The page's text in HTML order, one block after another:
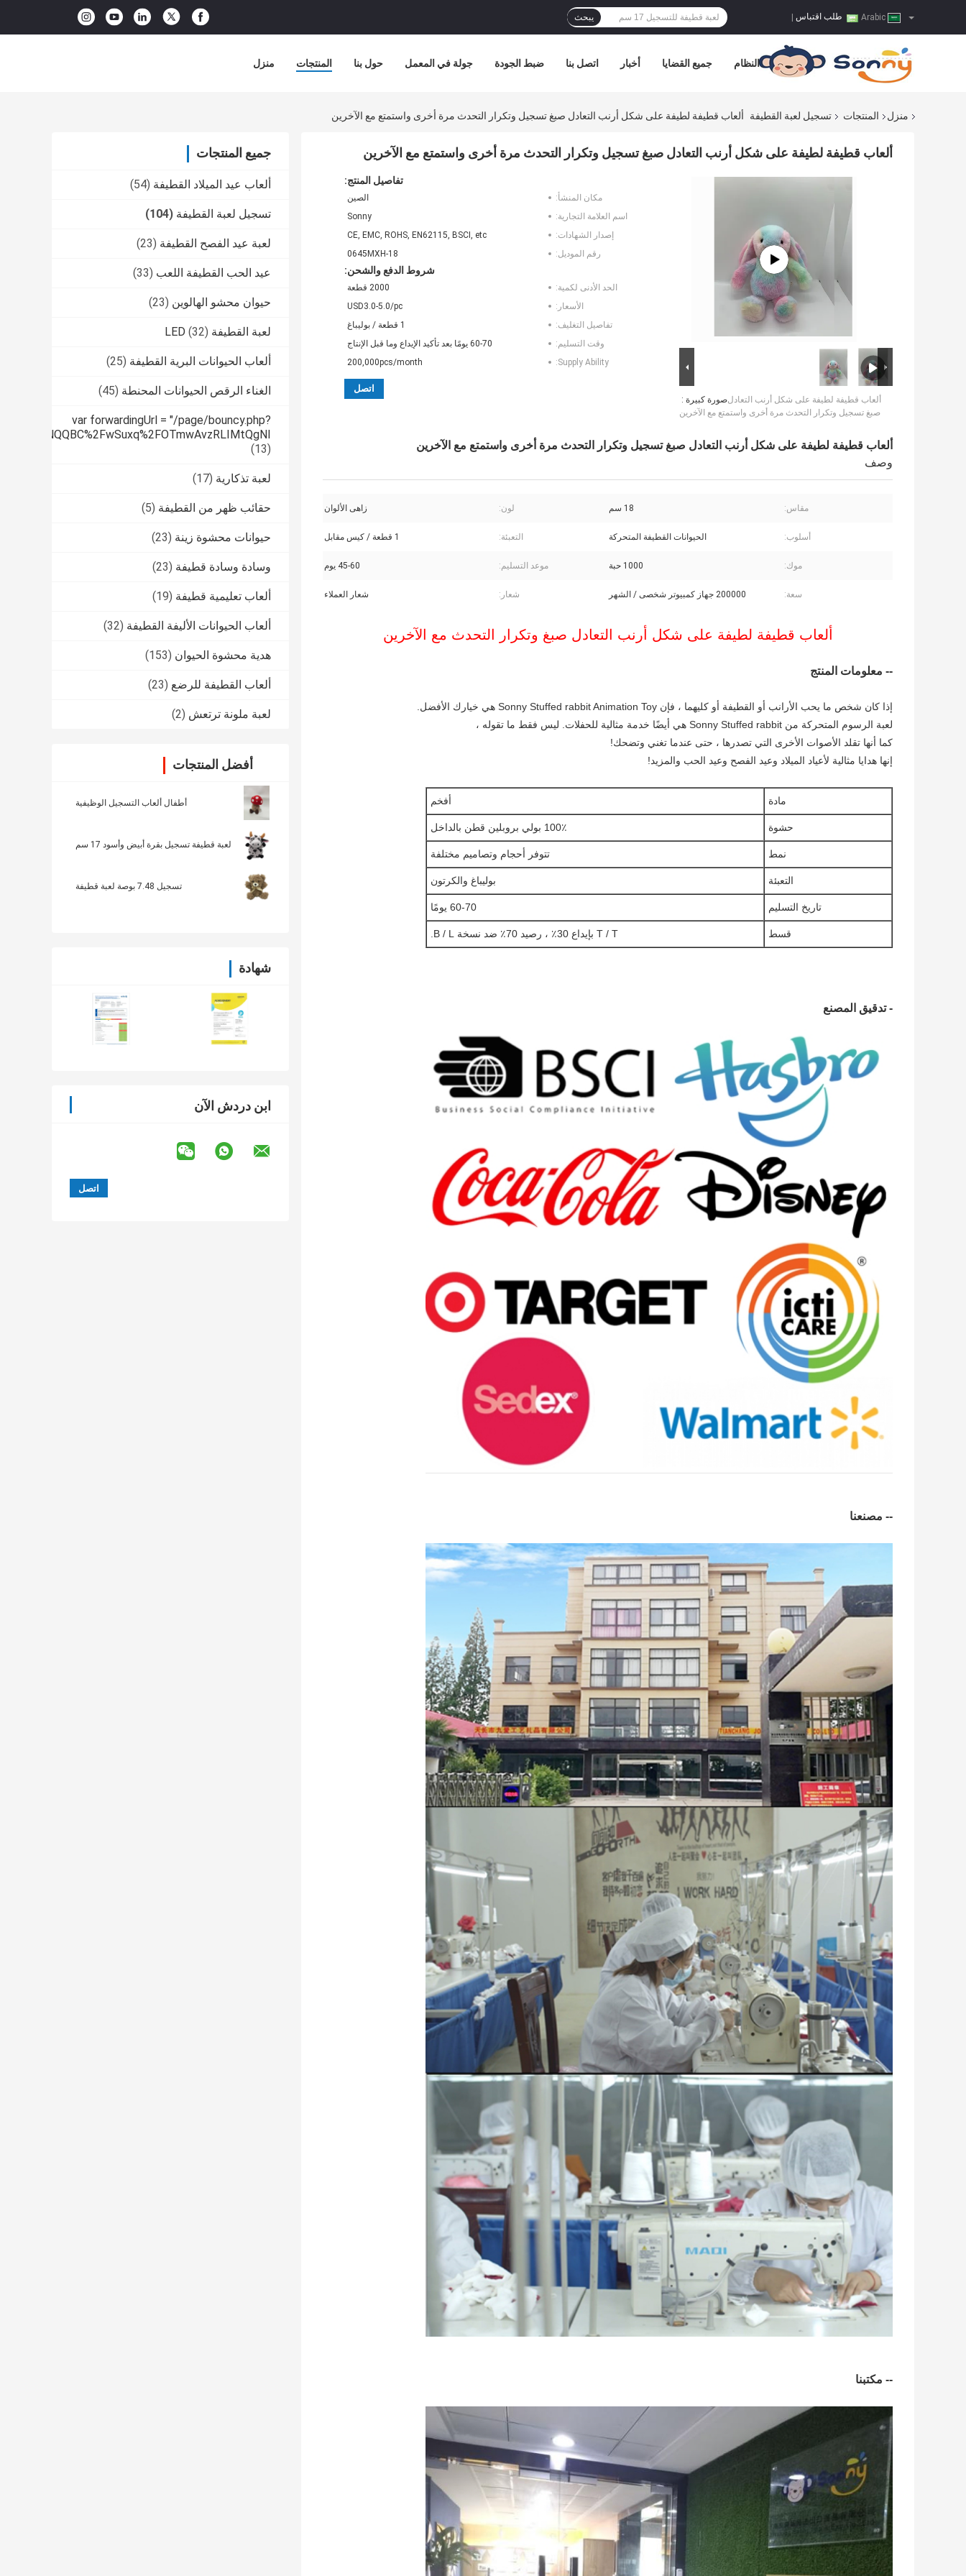
طلب اقتباس يبحث
منزل المنتجات حول بنا جولة في المعمل ضبط الجودة اتصل بنا أخبار جميع القضايا النظام
منزل المنتجات تسجيل لعبة القطيفة ألعاب قطيفة لطيفة على شكل أرنب التعادل صبغ تسجيل وتكرار التحدث مرة أخرى واستمتع مع الآخرين
جميع المنتجات
ألعاب عيد الميلاد القطيفة (54)
تسجيل لعبة القطيفة (104)
لعبة عيد الفصح القطيفة (23)
عيد الحب القطيفة اللعب (33)
حيوان محشو الهالوين (23)
لعبة القطيفة LED (32)
ألعاب الحيوانات البرية القطيفة (25)
الغناء الرقص الحيوانات المحنطة (45)
var forwardingUrl = "/page/bouncy.php?
(13)
لعبة تذكارية (17)
حقائب ظهر من القطيفة (5)
حيوانات محشوة زينة (23)
وسادة وسادة قطيفة (23)
ألعاب تعليمية قطيفة (19)
ألعاب الحيوانات الأليفة القطيفة (32)
هدية محشوة الحيوان (153)
ألعاب القطيفة للرضع (23)
لعبة ملونة ترتعش (2)
أفضل المنتجات
أطفال ألعاب التسجيل الوظيفية
لعبة قطيفة تسجيل بقرة أبيض وأسود 17 سم
تسجيل 7.48 بوصة لعبة قطيفة
شهادة
ابن دردش الآن
ألعاب قطيفة لطيفة على شكل أرنب التعادل صبغ تسجيل وتكرار التحدث مرة أخرى واستمتع مع الآخرين
صورة كبيرة :ألعاب قطيفة لطيفة على شكل أرنب التعادل
صبغ تسجيل وتكرار التحدث مرة أخرى واستمتع مع الآخرين
تفاصيل المنتج:
مكان المنشأ:
الصين
اسم العلامة التجارية:
Sonny
إصدار الشهادات:
CE, EMC, ROHS, EN62115, BSCI, etc
رقم الموديل:
0645MXH-18
شروط الدفع والشحن:
الحد الأدنى لكمية:
2000 قطعة
الأسعار:
USD3.0-5.0/pc
تفاصيل التغليف:
1 قطعة / بوليباغ
وقت التسليم:
60-70 يومًا بعد تأكيد الإيداع وما قبل الإنتاج
Supply Ability:
200,000pcs/month
اتصل
ألعاب قطيفة لطيفة على شكل أرنب التعادل صبغ تسجيل وتكرار التحدث مرة أخرى واستمتع مع الآخرين
وصف
مقاس: 18 سم لون: زاهى الألوان
أسلوب: الحيوانات القطيفة المتحركة التعبئة: 1 قطعة / كيس مقابل
موك: 1000 حبة موعد التسليم: 45-60 يوم
سعة: 200000 جهاز كمبيوتر شخصى / الشهر شعار: شعار العملاء
ألعاب قطيفة لطيفة على شكل أرنب التعادل صبغ وتكرار التحدث مع الآخرين
-- معلومات المنتج
إذا كان شخص ما يحب الأرانب أو القطيفة أو كليهما ، فإن Sonny Stuffed rabbit Animation Toy هي خيارك الأفضل.
لعبة الرسوم المتحركة من Sonny Stuffed rabbit هي أيضًا خدمة مثالية للحفلات. ليس فقط ما تقوله ،
كما أنها تقلد الأصوات الأخرى التي تصدرها ، حتى عندما تغني وتضحك!
إنها هدايا مثالية لأعياد الميلاد وعيد الفصح وعيد الحب والمزيد!
مادة أفخم
حشوة 100٪ بولي بروبلين قطن بالداخل
نمط تتوفر أحجام وتصاميم مختلفة
التعبئة بوليباغ والكرتون
تاريخ التسليم 60-70 يومًا
قسط T / T بإيداع 30٪ ، رصيد 70٪ ضد نسخة B / L.
- تدقيق المصنع
-- مصنعنا
-- مكتبنا